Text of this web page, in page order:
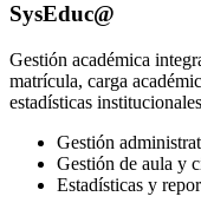
SysEduc@
Gestión académica
matrícula, carga
estadísticas
Gestión
Gestión de aula y
Estadísticas y